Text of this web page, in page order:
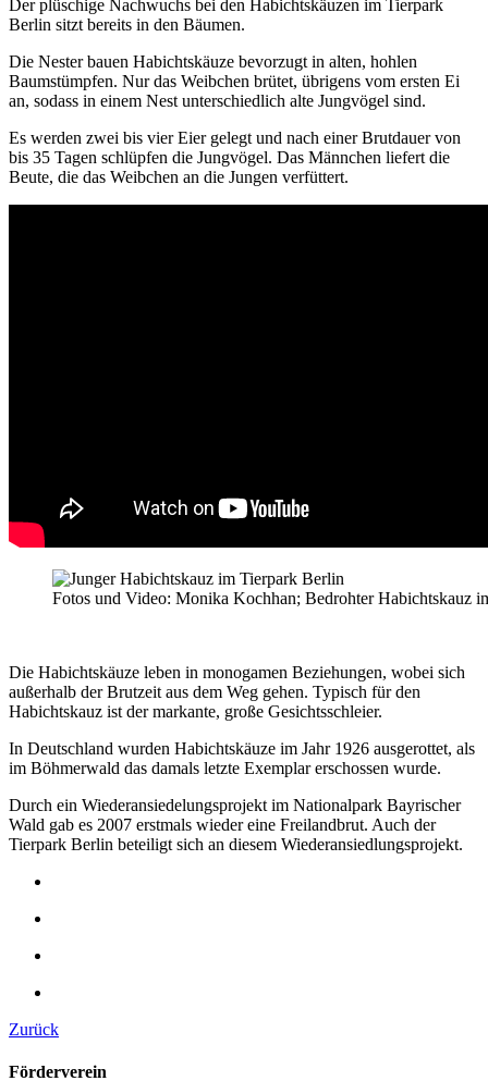
Der plüschige Nachwuchs bei den Habichtskäuzen im Tierpark
Berlin sitzt bereits in den Bäumen.
Die Nester bauen Habichtskäuze bevorzugt in alten, hohlen
Baumstümpfen. Nur das Weibchen brütet, übrigens vom ersten Ei
an, sodass in einem Nest unterschiedlich alte Jungvögel sind.
Es werden zwei bis vier Eier gelegt und nach einer Brutdauer von
bis 35 Tagen schlüpfen die Jungvögel. Das Männchen liefert die
Beute, die das Weibchen an die Jungen verfüttert.
Fotos und Video: Monika Kochhan; Bedrohter Habichtskauz
Die Habichtskäuze leben in monogamen Beziehungen, wobei sich
außerhalb der Brutzeit aus dem Weg gehen. Typisch für den
Habichtskauz ist der markante, große Gesichtsschleier.
In Deutschland wurden Habichtskäuze im Jahr 1926 ausgerottet, als
im Böhmerwald das damals letzte Exemplar erschossen wurde.
Durch ein Wiederansiedelungsprojekt im Nationalpark Bayrischer
Wald gab es 2007 erstmals wieder eine Freilandbrut. Auch der
Tierpark Berlin beteiligt sich an diesem Wiederansiedlungsprojekt.
Zurück
Förderverein